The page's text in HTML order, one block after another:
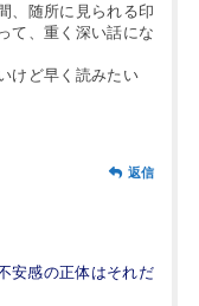
、随所に見られる印
て、重く深い話にな
けど早く読みたい
返信
安感の正体はそれだ